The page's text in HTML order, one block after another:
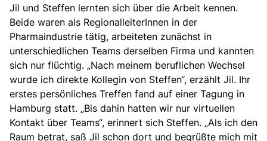
Jil und Steffen lernten sich über die Arbeit kennen.
Beide waren als RegionalleiterInnen in der
Pharmaindustrie tätig, arbeiteten zunächst in
unterschiedlichen Teams derselben Firma und kannten
sich nur flüchtig. „Nach meinem beruflichen Wechsel
wurde ich direkte Kollegin von Steffen“, erzählt Jil. Ihr
erstes persönliches Treffen fand auf einer Tagung in
Hamburg statt. „Bis dahin hatten wir nur virtuellen
Kontakt über Teams“, erinnert sich Steffen. „Als ich den
Raum betrat, saß Jil schon dort und begrüßte mich mit